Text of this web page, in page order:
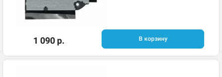
1 090 р. В корзину